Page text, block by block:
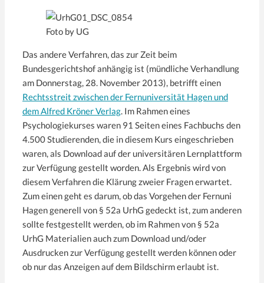
Foto by UG
Das andere Verfahren, das zur Zeit beim
Bundesgerichtshof anhängig ist (mündliche Verhandlung
am Donnerstag, 28. November 2013), betrifft einen
Rechtsstreit zwischen der Fernuniversität Hagen und
dem Alfred Kröner Verlag. Im Rahmen eines
Psychologiekurses waren 91 Seiten eines Fachbuchs den
4.500 Studierenden, die in diesem Kurs eingeschrieben
waren, als Download auf der universitären Lernplattform
zur Verfügung gestellt worden. Als Ergebnis wird von
diesem Verfahren die Klärung zweier Fragen erwartet.
Zum einen geht es darum, ob das Vorgehen der Fernuni
Hagen generell von § 52a UrhG gedeckt ist, zum anderen
sollte festgestellt werden, ob im Rahmen von § 52a
UrhG Materialien auch zum Download und/oder
Ausdrucken zur Verfügung gestellt werden können oder
ob nur das Anzeigen auf dem Bildschirm erlaubt ist.